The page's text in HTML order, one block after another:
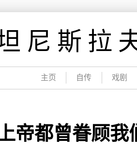
尼斯拉
主页 自传 戏剧
帝都曾眷顾我